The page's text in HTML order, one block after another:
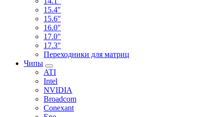
15.4"
15.6"
16.0"
17.0"
17.3"
Переходники для матриц
Чипы
ATI
Intel
NVIDIA
Broadcom
Conexant